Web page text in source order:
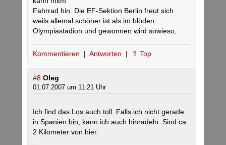
Fahrrad hin. Die EF-Sektion Berlin freut sich
weils allemal schöner ist als im blöden
Olympiastadion und gewonnen wird sowieso,
Kommentieren | Antworten | ⇑ Top
#8 Oleg
01.07.2007 um 11:21 Uhr
Ich find das Los auch toll. Falls ich nicht gerade
in Spanien bin, kann ich auch hinradeln. Sind ca.
2 Kilometer von hier.